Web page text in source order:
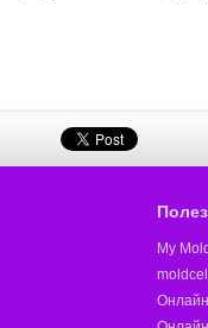
My